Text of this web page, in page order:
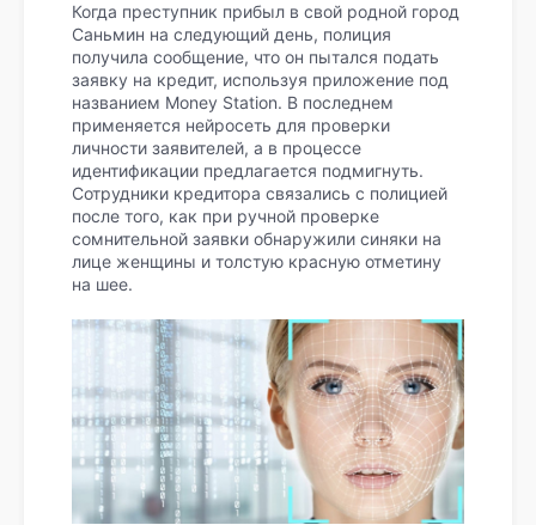
Когда преступник прибыл в свой родной город
Саньмин на следующий день, полиция
получила сообщение, что он пытался подать
заявку на кредит, используя приложение под
названием Money Station. В последнем
применяется нейросеть для проверки
личности заявителей, а в процессе
идентификации предлагается подмигнуть.
Сотрудники кредитора связались с полицией
после того, как при ручной проверке
сомнительной заявки обнаружили синяки на
лице женщины и толстую красную отметину
на шее.